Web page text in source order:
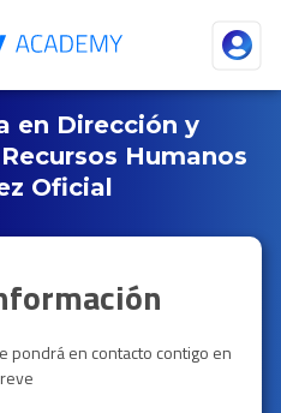
en Dirección y
Humanos
Oficial
pondrá en contacto contigo en